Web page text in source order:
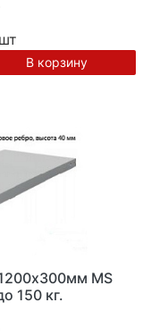
В корзину
MS
150 кг.